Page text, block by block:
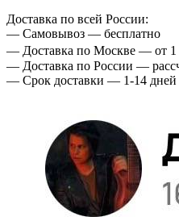
Доставка по всей России:
— Самовывоз — бесплатно
— Доставка по Москве — от 1
— Доставка по России —
— Срок доставки — 1-14 дней